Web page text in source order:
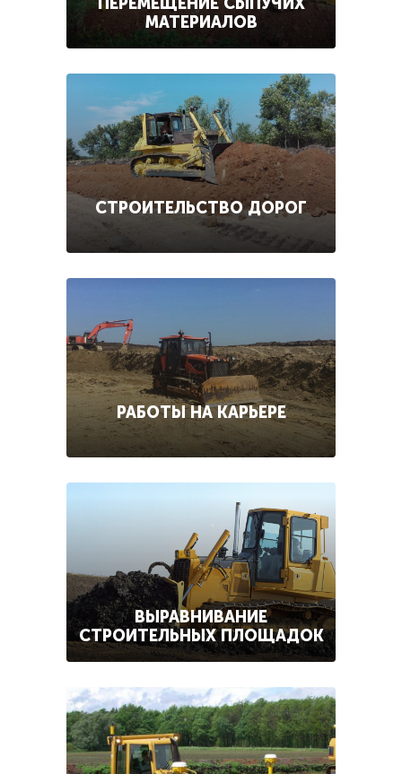
МАТЕРИАЛОВ
СТРОИТЕЛЬСТВО ДОРОГ
РАБОТЫ НА КАРЬЕРЕ
ВЫРАВНИВАНИЕ
СТРОИТЕЛЬНЫХ ПЛОЩАДОК